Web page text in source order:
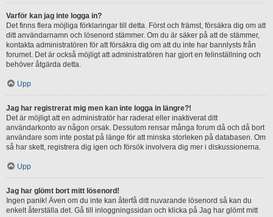
Varför kan jag inte logga in?
Det finns flera möjliga förklaringar till detta. Först och främst, försäkra dig om att
ditt användarnamn och lösenord stämmer. Om du är säker på att de stämmer,
kontakta administratören för att försäkra dig om att du inte har bannlysts från
forumet. Det är också möjligt att administratören har gjort en felinställning och
behöver åtgärda detta.
Upp
Jag har registrerat mig men kan inte logga in längre?!
Det är möjligt att en administratör har raderat eller inaktiverat ditt
användarkonto av någon orsak. Dessutom rensar många forum då och då bort
användare som inte postat på länge för att minska storleken på databasen. Om
så har skett, registrera dig igen och försök involvera dig mer i diskussionerna.
Upp
Jag har glömt bort mitt lösenord!
Ingen panik! Även om du inte kan återfå ditt nuvarande lösenord så kan du
enkelt återställa det. Gå till inloggningssidan och klicka på Jag har glömt mitt